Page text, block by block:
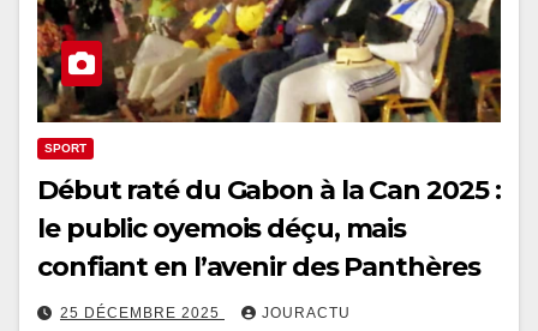
SPORT
Début raté du Gabon à la Can 2025 :
le public oyemois déçu, mais
confiant en l’avenir des Panthères
25 DÉCEMBRE 2025 JOURACTU